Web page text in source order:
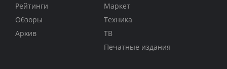
Рейтинги
Обзоры
Архив
Маркет
Техника
ТВ
Печатные издания